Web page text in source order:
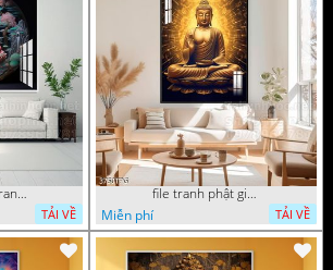
Tranh decor trang trí tường Phật giáo
TẢI VỀ
file tranh phật giáo mẫu mới nhất
Miễn phí
TẢI VỀ